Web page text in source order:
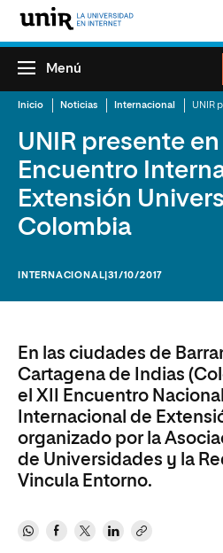
Menú
Inicio Noticias Internacional
UNIR presente en
Encuentro
Extensión
Colombia
INTERNACIONAL |31/10/2017
En las ciudades de
Cartagena de Indias
el XII Encuentro
Internacional de
organizado por la
de Universidades y la
Vincula Entorno.